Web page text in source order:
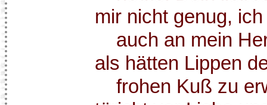
mir nicht genug,
auch an mein
als hätten Lippen
frohen Kuß zu